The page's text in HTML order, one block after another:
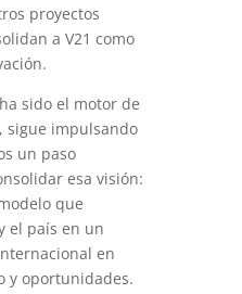
proyectos
a V21 como
sido el motor de
sigue impulsando
un paso
esa visión:
que
el país en un
en
y oportunidades.